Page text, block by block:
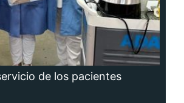
de los pacientes